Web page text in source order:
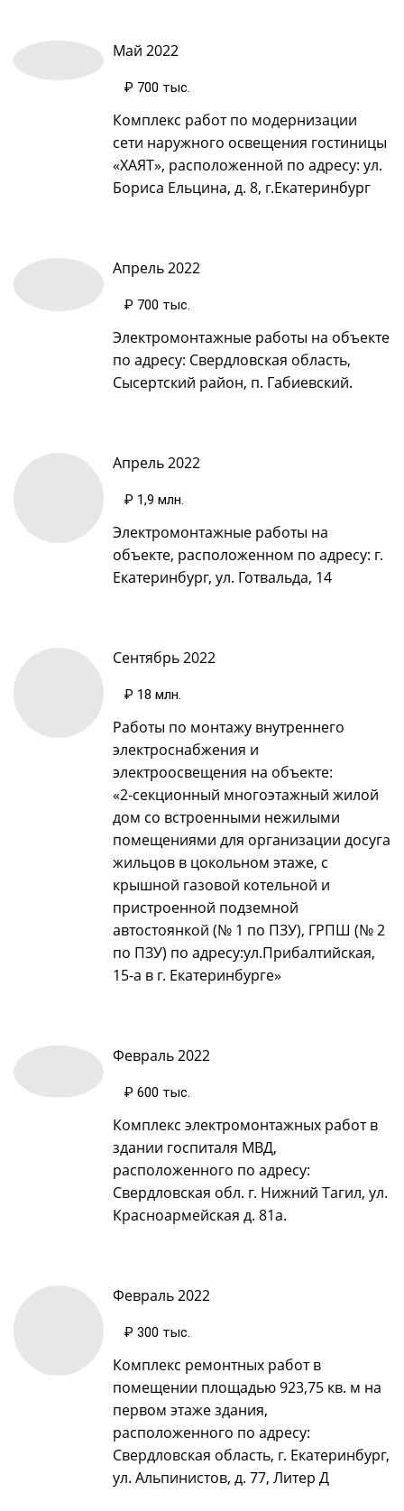
Май 2022
₽ 700 тыс.
Комплекс работ по модернизации
сети наружного освещения гостиницы
«ХАЯТ», расположенной по адресу: ул.
Бориса Ельцина, д. 8, г.Екатеринбург
Апрель 2022
₽ 700 тыс.
Электромонтажные работы на объекте
по адресу: Свердловская область,
Сысертский район, п. Габиевский.
Апрель 2022
₽ 1,9 млн.
Электромонтажные работы на
объекте, расположенном по адресу: г.
Екатеринбург, ул. Готвальда, 14
Сентябрь 2022
₽ 18 млн.
Работы по монтажу внутреннего
электроснабжения и
электроосвещения на объекте:
«2-секционный многоэтажный жилой
дом со встроенными нежилыми
помещениями для организации досуга
жильцов в цокольном этаже, с
крышной газовой котельной и
пристроенной подземной
автостоянкой (№ 1 по ПЗУ), ГРПШ (№ 2
по ПЗУ) по адресу:ул.Прибалтийская,
15-а в г. Екатеринбурге»
Февраль 2022
₽ 600 тыс.
Комплекс электромонтажных работ в
здании госпиталя МВД,
расположенного по адресу:
Свердловская обл. г. Нижний Тагил, ул.
Красноармейская д. 81а.
Февраль 2022
₽ 300 тыс.
Комплекс ремонтных работ в
помещении площадью 923,75 кв. м на
первом этаже здания,
расположенного по адресу:
Свердловская область, г. Екатеринбург,
ул. Альпинистов, д. 77, Литер Д